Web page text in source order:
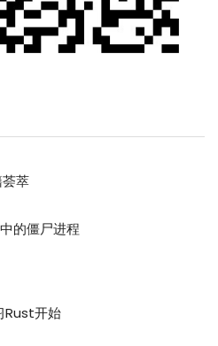
萃
的僵尸进程
Rust开始